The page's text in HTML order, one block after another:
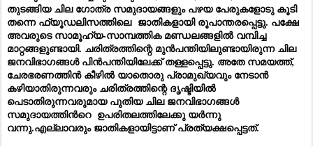
തുടങ്ങിയ ചില ഗോത്ര സമുദായങ്ങളും പഴയ പേരുകളോടു കൂടി
തന്നെ ഫ്യൂഡലിസത്തിലെ ജാതികളായി രൂപാന്തരപ്പെട്ടു. പക്ഷേ
അവരുടെ സാമൂഹ്യ-സാമ്പത്തിക മണ്ഡലങ്ങളിൽ വമ്പിച്ച
മാറ്റങ്ങളുണ്ടായി. ചരിത്രത്തിന്റെ മുൻപന്തിയിലുണ്ടായിരുന്ന ചില
ജനവിഭാഗങ്ങൾ പിൻപന്തിയിലേക്ക്‌ തള്ളപ്പെട്ടു. അതേ സമയത്ത്,
ചേരഭരണത്തിൻ കീഴിൽ യാതൊരു പ്രാമുഖ്യവും നേടാൻ
കഴിയാതിരുന്നവരും ചരിത്രത്തിന്റെ ദൃഷ്ടിയിൽ
പെടാതിരുന്നവരുമായ പുതിയ ചില ജനവിഭാഗങ്ങൾ
സമുദായത്തിൻറെ ഉപരിതലത്തിലേക്കു യർന്നു
വന്നു.എല്ലാവരും ജാതികളായിട്ടാണ് പ്രത്യക്ഷപ്പെട്ടത്.